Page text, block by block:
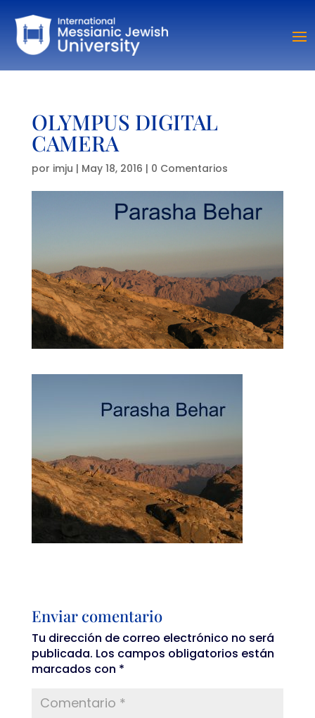
OLYMPUS DIGITAL
CAMERA
por imju | May 18, 2016 | 0 Comentarios
Enviar comentario
Tu dirección de correo electrónico no será
publicada. Los campos obligatorios están
marcados con *